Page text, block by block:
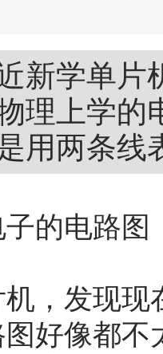
新学单
理上学
用两条
的电路
，发现
好像都